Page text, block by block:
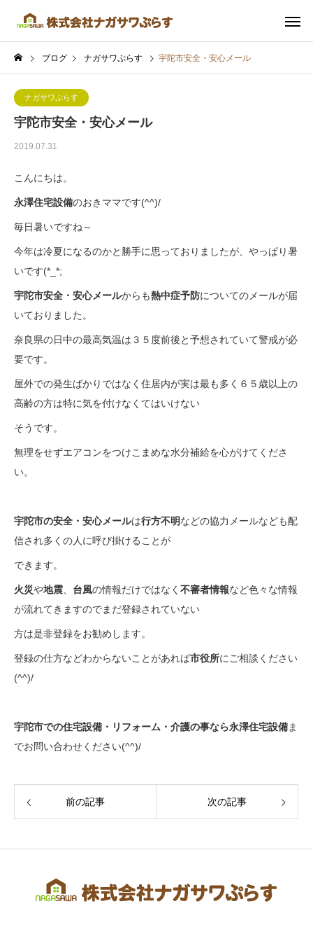
ブログ ナガサワぷらす 宇陀市安全・安心メール
ナガサワぷらす
宇陀市安全・安心メール
2019.07.31
こんにちは。
永澤住宅設備のおきママです(^^)/
毎日暑いですね～
今年は冷夏になるのかと勝手に思っておりましたが、やっぱり暑
いです(*_*;
宇陀市安全・安心メールからも熱中症予防についてのメールが届
いておりました。
奈良県の日中の最高気温は３５度前後と予想されていて警戒が必
要です。
屋外での発生ばかりではなく住居内が実は最も多く６５歳以上の
高齢の方は特に気を付けなくてはいけない
そうです。
無理をせずエアコンをつけこまめな水分補給を心がけてくださ
い。
宇陀市の安全・安心メールは行方不明などの協力メールなども配
信され多くの人に呼び掛けることが
できます。
火災や地震 台風の情報だけではなく 不審者情報など色々な情報
が流れてきますのでまだ登録されていない
方は是非登録をお勧めします。
登録の仕方などわからないことがあれば市役所にご相談ください
(^^)/
宇陀市での住宅設備・リフォーム・介護の事なら永澤住宅設備ま
でお問い合わせください(^^)/
前の記事 次の記事